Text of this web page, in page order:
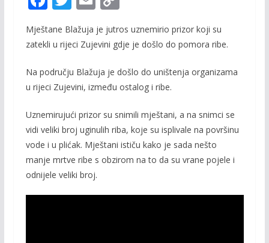
e
o
o
k
w
ittai p
y
Li
n
k
Mještane Blažuja je jutros uznemirio prizor koji su
zatekli u rijeci Zujevini gdje je došlo do pomora ribe.
Na području Blažuja je došlo do uništenja organizama
u rijeci Zujevini, između ostalog i ribe.
Uznemirujući prizor su snimili mještani, a na snimci se
vidi veliki broj uginulih riba, koje su isplivale na površinu
vode i u plićak. Mještani ističu kako je sada nešto
manje mrtve ribe s obzirom na to da su vrane pojele i
odnijele veliki broj.